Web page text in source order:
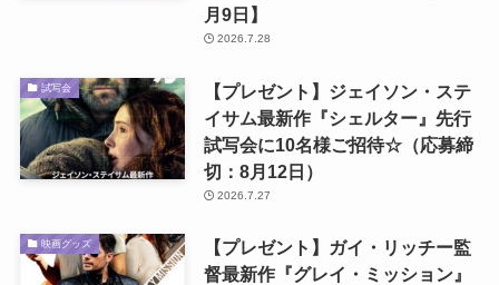
月9日】
2026.7.28
試写会
【プレゼント】ジェイソン・ステ
イサム最新作『シェルター』先行
試写会に10名様ご招待☆（応募締
切：8月12日）
2026.7.27
映画グッズ
【プレゼント】ガイ・リッチー監
督最新作『グレイ・ミッション』